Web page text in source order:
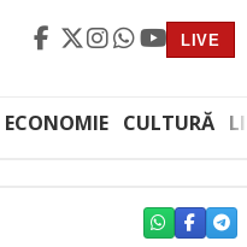
LIVE
ECONOMIE CULTURĂ
WHATSAPP